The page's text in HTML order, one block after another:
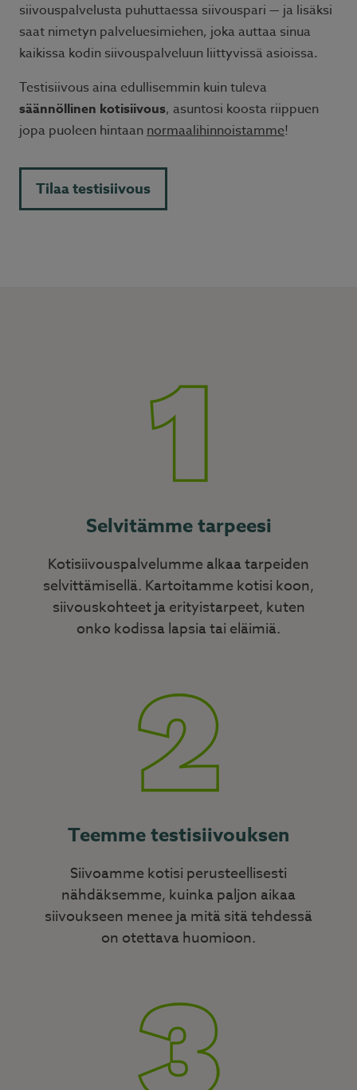
siivouspalvelusta puhuttaessa siivouspari — ja lisäksi
saat nimetyn palveluesimiehen, joka auttaa sinua
kaikissa kodin siivouspalveluun liittyvissä asioissa.
Testisiivous aina edullisemmin kuin tuleva
säännöllinen kotisiivous, asuntosi koosta riippuen
jopa puoleen hintaannormaalihinnoistamme!
Tilaa testisiivous
Selvitämme tarpeesi
Kotisiivouspalvelumme alkaa tarpeiden
selvittämisellä. Kartoitamme kotisi koon,
siivouskohteet ja erityistarpeet, kuten
onko kodissa lapsia tai eläimiä.
Teemme testisiivouksen
Siivoamme kotisi perusteellisesti
nähdäksemme, kuinka paljon aikaa
siivoukseen menee ja mitä sitä tehdessä
on otettava huomioon.